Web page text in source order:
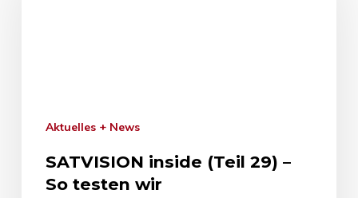
Aktuelles + News
SATVISION inside (Teil 29) –
So testen wir